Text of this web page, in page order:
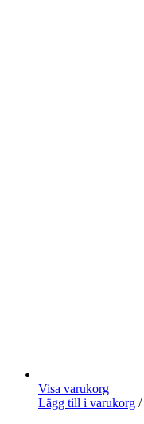
Visa varukorg
Lägg till i varukorg /